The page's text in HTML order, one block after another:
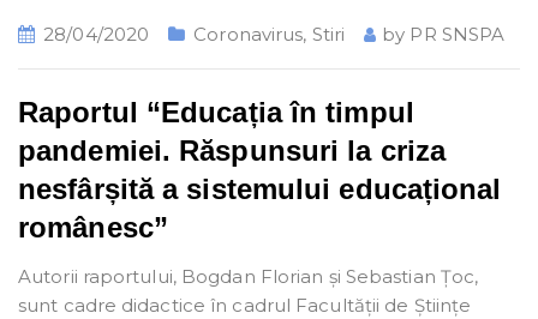
28/04/2020 Coronavirus, Stiri by PR SNSPA
Raportul “Educația în timpul
pandemiei. Răspunsuri la criza
nesfârșită a sistemului educațional
românesc”
Autorii raportului, Bogdan Florian și Sebastian Țoc,
sunt cadre didactice în cadrul Facultății de Științe